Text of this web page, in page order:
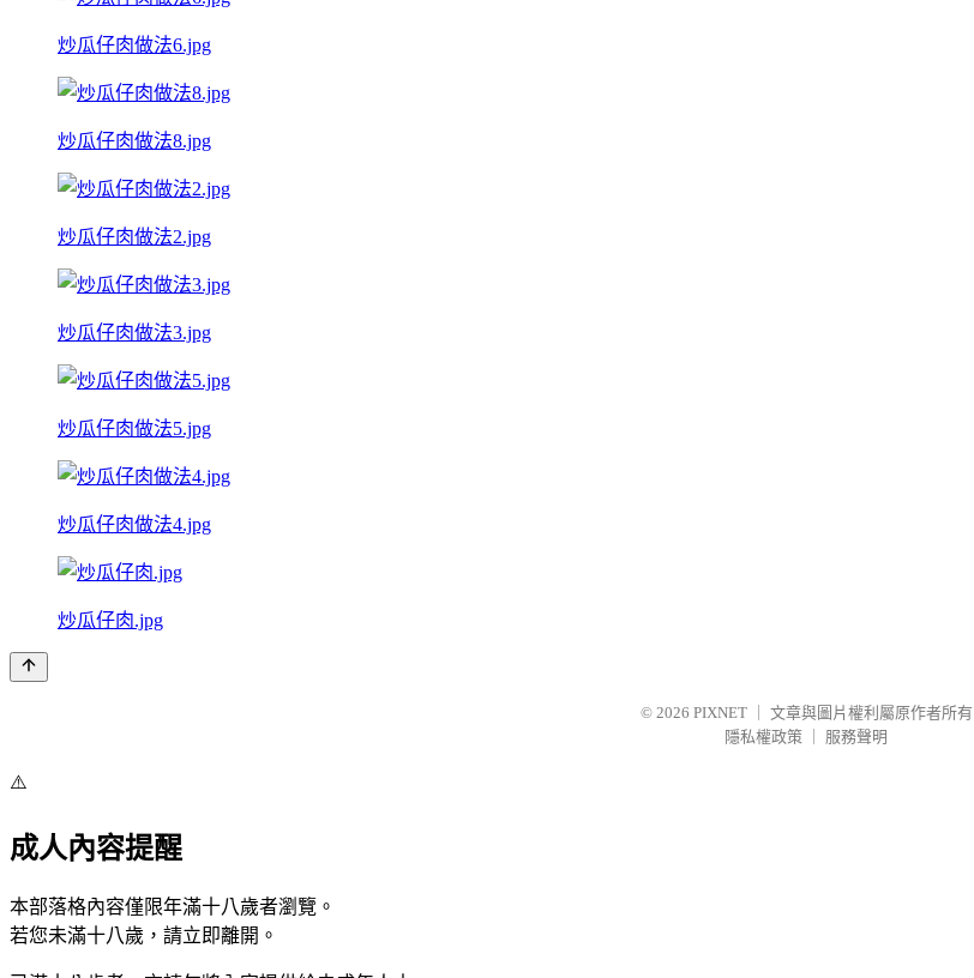
炒瓜仔肉做法6.jpg
炒瓜仔肉做法8.jpg
炒瓜仔肉做法2.jpg
炒瓜仔肉做法3.jpg
炒瓜仔肉做法5.jpg
炒瓜仔肉做法4.jpg
炒瓜仔肉.jpg
© 2026 PIXNET
文章與圖片權利屬原作者所有
隱私權政策
服務聲明
⚠️
成人內容提醒
本部落格內容僅限年滿十八歲者瀏覽。
若您未滿十八歲，請立即離開。